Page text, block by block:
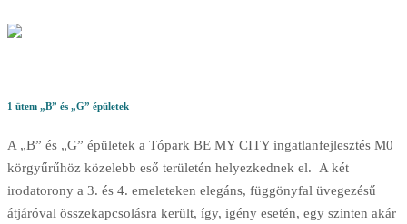
1 ütem „B” és „G” épületek
A „B” és „G” épületek a Tópark BE MY CITY ingatlanfejlesztés M0
körgyűrűhöz közelebb eső területén helyezkednek el. A két
irodatorony a 3. és 4. emeleteken elegáns, függönyfal üvegezésű
átjáróval összekapcsolásra került, így, igény esetén, egy szinten akár